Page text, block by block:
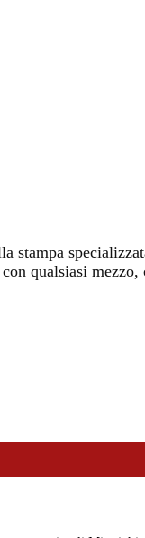
stampa
qualsiasi mezzo,